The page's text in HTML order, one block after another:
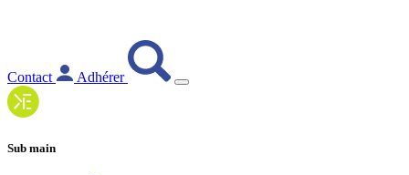
Contact Adhérer
Sub main